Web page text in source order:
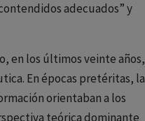
adecuados” y
en los últimos veinte años,
En épocas pretéritas, la
orientaban a los
teórica dominante